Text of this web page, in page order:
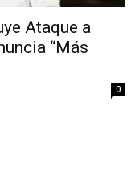
Ataque a
“Más
0